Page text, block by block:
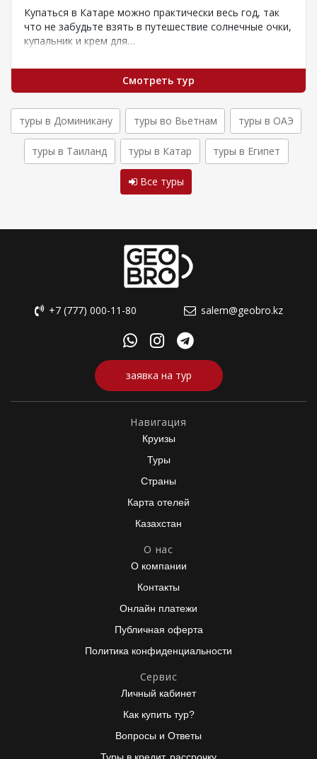
Купаться в Катаре можно практически весь год, так
что не забудьте взять в путешествие солнечные очки,
купальник и крем для…
Смотреть тур
туры в Доминикану туры во Вьетнам туры в ОАЭ
туры в Таиланд туры в Катар туры в Египет
Все туры
+7 (777) 000-11-80 salem@geobro.kz
заявка на тур
Навигация
Круизы
Туры
Страны
Карта отелей
Казахстан
О нас
О компании
Контакты
Онлайн платежи
Публичная оферта
Политика конфиденциальности
Сервис
Личный кабинет
Как купить тур?
Вопросы и Ответы
Туры в кредит, рассрочку